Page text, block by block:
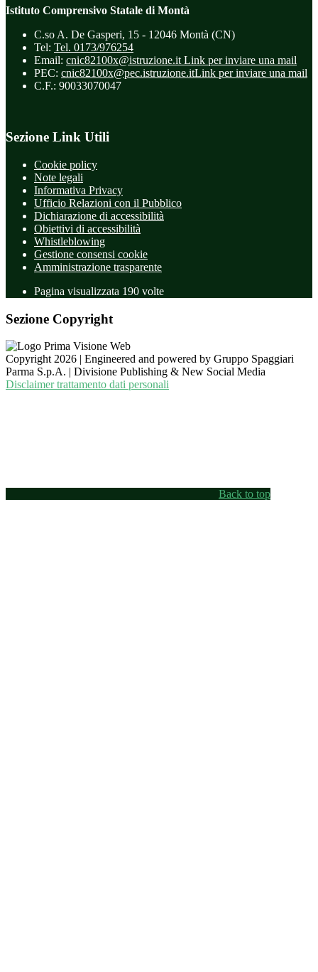
Istituto Comprensivo Statale di Montà
C.so A. De Gasperi, 15 - 12046 Montà (CN)
Tel: Tel. 0173/976254
Email: cnic82100x@istruzione.it Link per inviare una mail
PEC: cnic82100x@pec.istruzione.itLink per inviare una mail
C.F.: 90033070047
Sezione Link Utili
Cookie policy
Note legali
Informativa Privacy
Ufficio Relazioni con il Pubblico
Dichiarazione di accessibilità
Obiettivi di accessibilità
Whistleblowing
Gestione consensi cookie
Amministrazione trasparente
Pagina visualizzata 190 volte
Sezione Copyright
Copyright 2026 | Engineered and powered by Gruppo Spaggiari
Parma S.p.A. | Divisione Publishing & New Social Media
Disclaimer trattamento dati personali
Back to top